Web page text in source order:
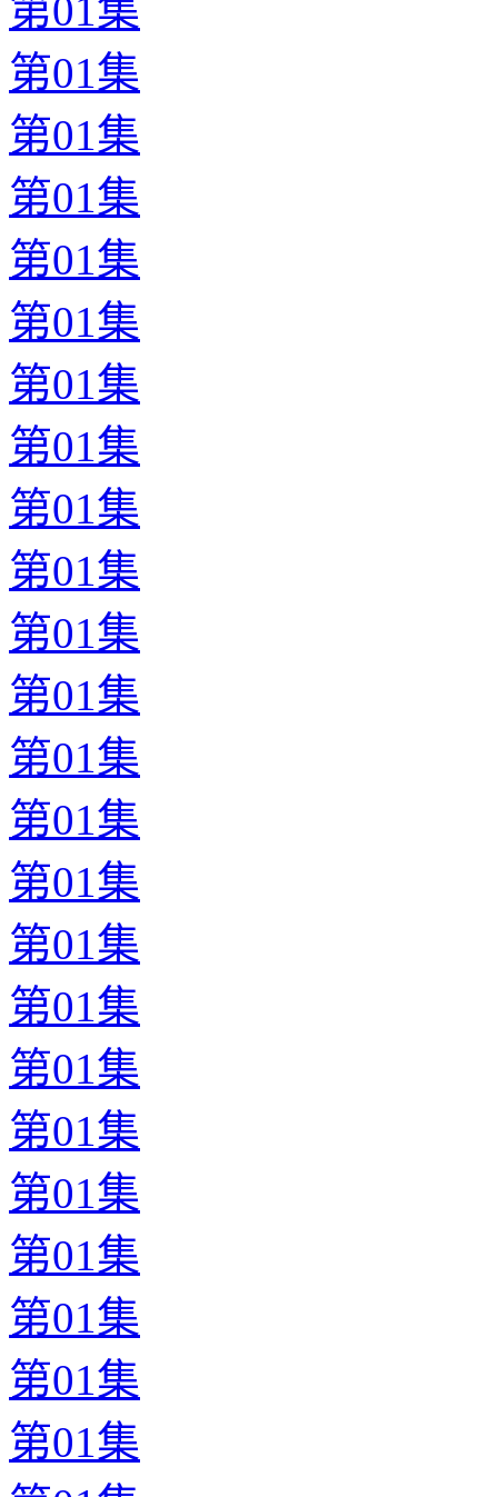
第01集
第01集
第01集
第01集
第01集
第01集
第01集
第01集
第01集
第01集
第01集
第01集
第01集
第01集
第01集
第01集
第01集
第01集
第01集
第01集
第01集
第01集
第01集
第01集